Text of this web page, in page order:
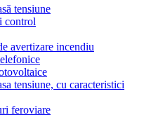
tensiune
control
avertizare incendiu
tensiune, cu caracteristici
feroviare